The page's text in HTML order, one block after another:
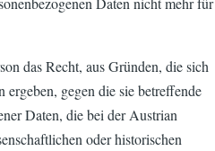
das Recht, aus Gründen, die sich
ergeben, gegen die sie betreffende
Daten, die bei der Austrian
oder historischen